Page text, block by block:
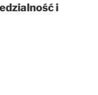
i